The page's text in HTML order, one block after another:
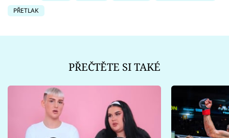
PŘETLAK
PŘEČTĚTE SI TAKÉ